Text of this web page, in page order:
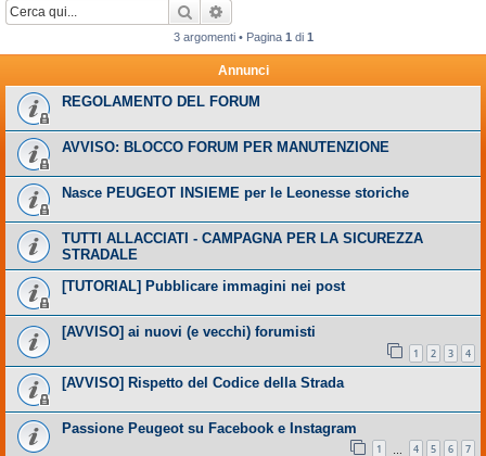
Cerca
3 argomenti • Pagina 1 di 1
Annunci
REGOLAMENTO DEL FORUM
AVVISO: BLOCCO FORUM PER MANUTENZIONE
Nasce PEUGEOT INSIEME per le Leonesse storiche
TUTTI ALLACCIATI - CAMPAGNA PER LA SICUREZZA
STRADALE
[TUTORIAL] Pubblicare immagini nei post
[AVVISO] ai nuovi (e vecchi) forumisti
1 2 3 4
[AVVISO] Rispetto del Codice della Strada
Passione Peugeot su Facebook e Instagram
1 4 5 6 7